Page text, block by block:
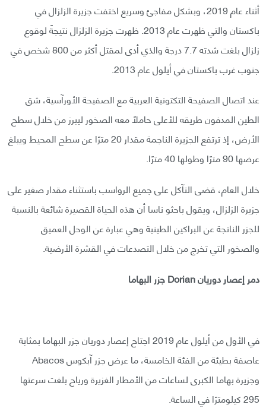
أثناء عام 2019، وبشكل مفاجئ وسريع اختفت جزيرة الزلزال في
باكستان والتي ظهرت عام 2013. ظهرت جزيرة الزلزال نتيجةً لوقوع
زلزال بلغت شدته 7.7 درجة والذي أدى لمقتل أكثر من 800 شخص في
جنوب غرب باكستان في أيلول عام 2013.
عند اتصال الصفيحة التكتونية العربية مع الصفيحة الأورآسية، شق
الطين المدفون طريقه للأعلى حاملًا معه الصخور ليبرز من خلال سطح
الأرض، إذ ترتفع الجزيرة الناجمة مقدار 20 مترًا عن سطح المحيط ويبلغ
عرضها 90 مترًا وطولها 40 مترًا.
خلال العام، قضى التآكل على جميع الرواسب باستثناء مقدار صغير على
جزيرة الزلزال، ويقول باحثو ناسا أن هذه الحياة القصيرة شائعة بالنسبة
للجزر الناتجة عن البراكين الطينية وهي عبارة عن الوحل العميق
والصخور التي تخرج من خلال التصدعات في القشرة الأرضية.
دمر إعصار دوريان Dorian جزر البهاما
في الأول من أيلول عام 2019 اجتاح إعصار دوريان جزر البهاما بمثابة
عاصفة بطيئة من الفئة الخامسة، ما عرض جزر آبكوس Abacos
وجزيرة بهاما الكبرى لساعات من الأمطار الغزيرة ورياح بلغت سرعتها
295 كيلومترًا في الساعة.